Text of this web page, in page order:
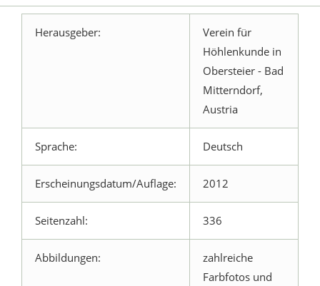
Herausgeber:
Verein für
Höhlenkunde in
Obersteier - Bad
Mitterndorf,
Austria
Sprache: Deutsch
Erscheinungsdatum/Auflage: 2012
Seitenzahl: 336
Abbildungen:
zahlreiche
Farbfotos und